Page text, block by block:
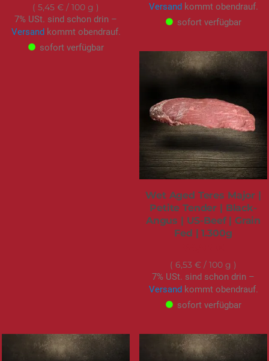
5,45 € / 100 g
7% USt. sind schon drin –
Versandkommt obendrauf.
sofort verfügbar
Versandkommt obendrauf.
sofort verfügbar
Wet Aged Teres Major |
Petite Tender | Black-
Angus | US-Beef | Grain
Fed | 1.300g
6,53 € / 100 g
7% USt. sind schon drin –
Versandkommt obendrauf.
sofort verfügbar